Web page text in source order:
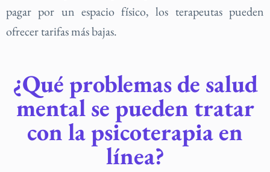
pagar por un espacio físico, los terapeutas pueden
ofrecer tarifas más bajas.
¿Qué problemas de salud
mental se pueden tratar
con la psicoterapia en
línea?